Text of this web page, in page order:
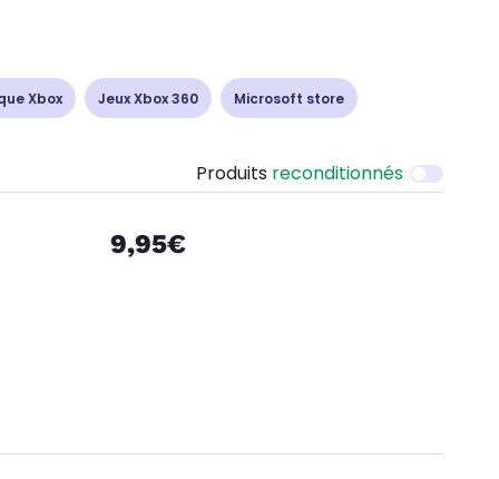
Xbox Jeux Xbox 360 Microsoft store
Produits reconditionnés
9,95€